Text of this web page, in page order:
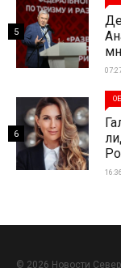
5
6
© 2026 Новости